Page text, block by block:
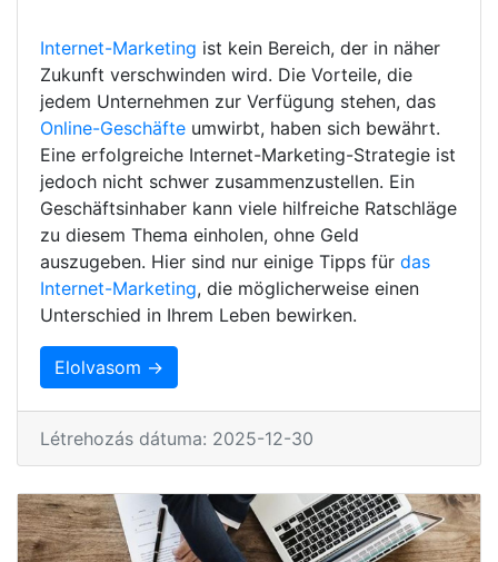
Internet-Marketing ist kein Bereich, der in näher
Zukunft verschwinden wird. Die Vorteile, die
jedem Unternehmen zur Verfügung stehen, das
Online-Geschäfte umwirbt, haben sich bewährt.
Eine erfolgreiche Internet-Marketing-Strategie ist
jedoch nicht schwer zusammenzustellen. Ein
Geschäftsinhaber kann viele hilfreiche Ratschläge
zu diesem Thema einholen, ohne Geld
auszugeben. Hier sind nur einige Tipps für das
Internet-Marketing, die möglicherweise einen
Unterschied in Ihrem Leben bewirken.
Elolvasom →
Létrehozás dátuma: 2025-12-30